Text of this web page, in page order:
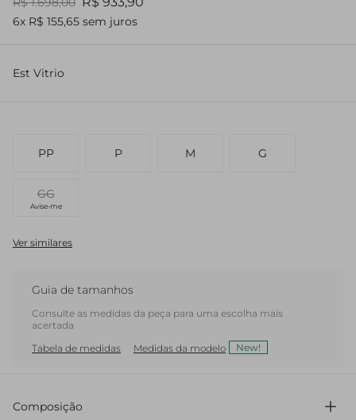
6x R$ 155,65 sem juros
Est Vitrio
PP P M G
GG
Avise-me
Ver similares
Guia de tamanhos
Consulte as medidas da peça para uma escolha mais
acertada
Tabela de medidas
Medidas da modelo New!
Composição